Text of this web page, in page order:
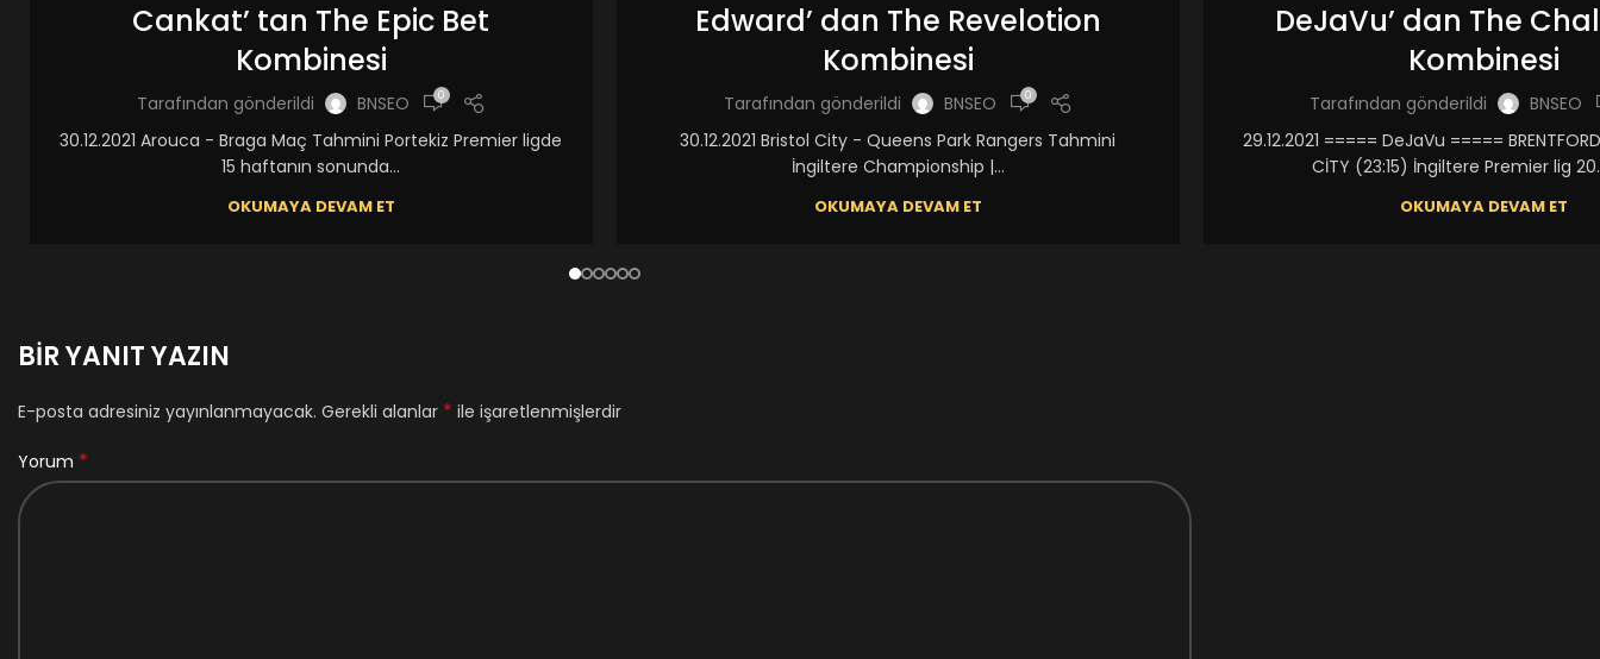
Cankat’ tan The Epic Bet
Kombinesi
Tarafından gönderildi BNSEO 0
30.12.2021 Arouca - Braga Maç Tahmini Portekiz Premier ligde
15 haftanın sonunda...
OKUMAYA DEVAM ET
Edward’ dan The Revelotion
Kombinesi
Tarafından gönderildi BNSEO 0
30.12.2021 Bristol City - Queens Park Rangers Tahmini
İngiltere Championship |...
OKUMAYA DEVAM ET
DeJaVu’ dan The
Kombinesi
Tarafından gönderildi
BNSEO
29.12.2021 ===== DeJaVu =====
CİTY (23:15) İngiltere Premier lig
OKUMAYA DEVAM ET
BIR YANIT YAZIN
E-posta adresiniz yayınlanmayacak. Gerekli alanlar * ile işaretlenmişlerdir
Yorum *